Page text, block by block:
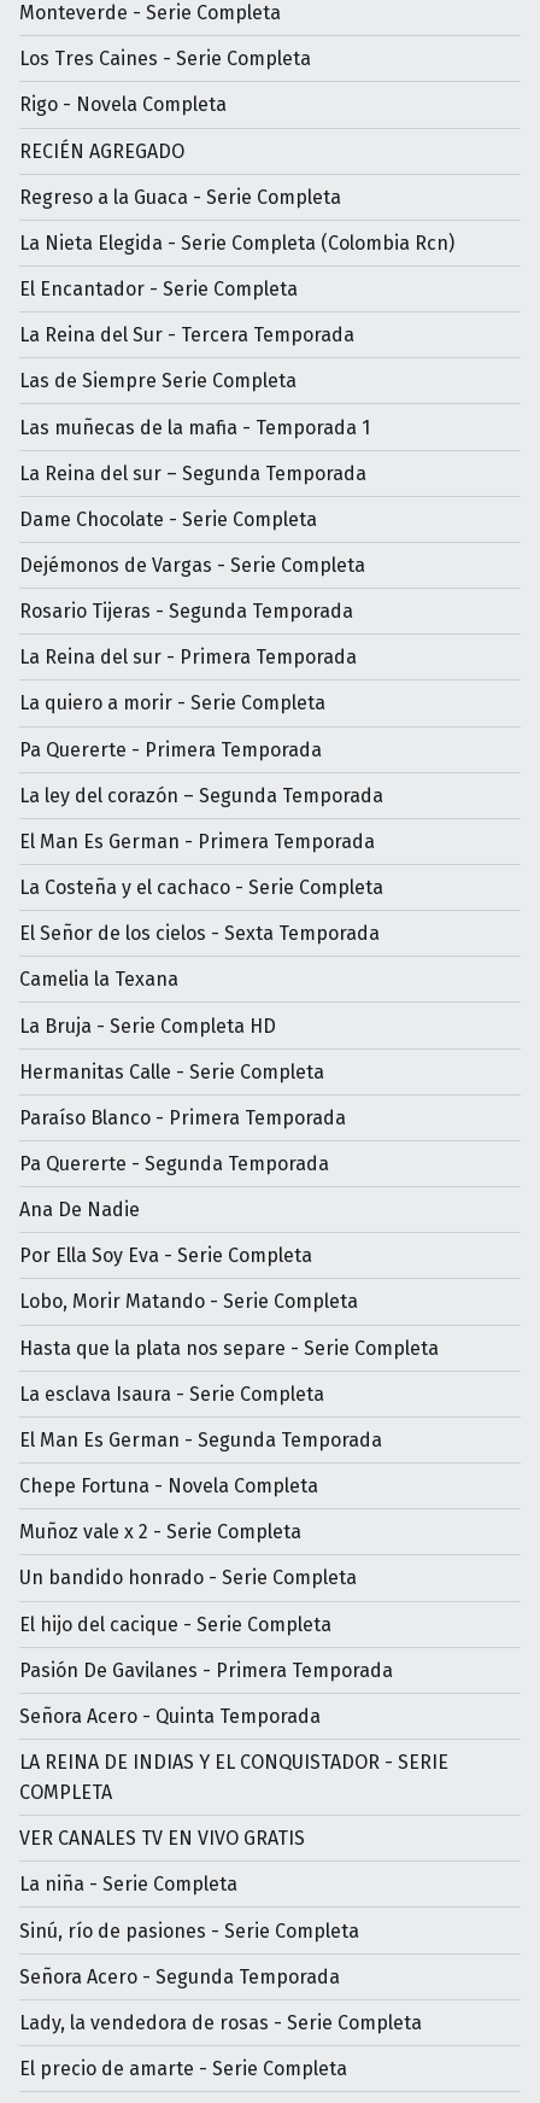
Monteverde - Serie Completa
Los Tres Caines - Serie Completa
Rigo - Novela Completa
RECIÉN AGREGADO
Regreso a la Guaca - Serie Completa
La Nieta Elegida - Serie Completa (Colombia Rcn)
El Encantador - Serie Completa
La Reina del Sur - Tercera Temporada
Las de Siempre Serie Completa
Las muñecas de la mafia - Temporada 1
La Reina del sur – Segunda Temporada
Dame Chocolate - Serie Completa
Dejémonos de Vargas - Serie Completa
Rosario Tijeras - Segunda Temporada
La Reina del sur - Primera Temporada
La quiero a morir - Serie Completa
Pa Quererte - Primera Temporada
La ley del corazón – Segunda Temporada
El Man Es German - Primera Temporada
La Costeña y el cachaco - Serie Completa
El Señor de los cielos - Sexta Temporada
Camelia la Texana
La Bruja - Serie Completa HD
Hermanitas Calle - Serie Completa
Paraíso Blanco - Primera Temporada
Pa Quererte - Segunda Temporada
Ana De Nadie
Por Ella Soy Eva - Serie Completa
Lobo, Morir Matando - Serie Completa
Hasta que la plata nos separe - Serie Completa
La esclava Isaura - Serie Completa
El Man Es German - Segunda Temporada
Chepe Fortuna - Novela Completa
Muñoz vale x 2 - Serie Completa
Un bandido honrado - Serie Completa
El hijo del cacique - Serie Completa
Pasión De Gavilanes - Primera Temporada
Señora Acero - Quinta Temporada
LA REINA DE INDIAS Y EL CONQUISTADOR - SERIE
COMPLETA
VER CANALES TV EN VIVO GRATIS
La niña - Serie Completa
Sinú, río de pasiones - Serie Completa
Señora Acero - Segunda Temporada
Lady, la vendedora de rosas - Serie Completa
El precio de amarte - Serie Completa